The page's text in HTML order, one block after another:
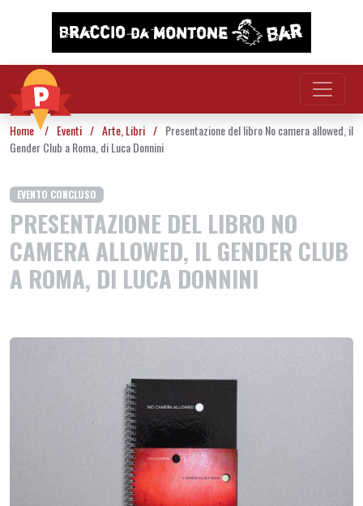
Vai al contenuto
Home / Eventi / Arte Libri / Presentazione del libro No camera allowed, il
Gender Club a Roma, di Luca Donnini
EVENTO CONCLUSO
PRESENTAZIONE DEL LIBRO NO
CAMERA ALLOWED, IL GENDER CLUB
A ROMA, DI LUCA DONNINI